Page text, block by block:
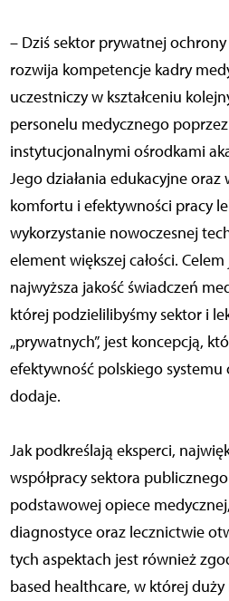
– Dziś sektor prywatnej
rozwija kompetencje kadry
uczestniczy w kształceniu
personelu medycznego poprzez
instytucjonalnymi ośrodkami
Jego działania edukacyjne oraz
komfortu i efektywności pracy
wykorzystanie nowoczesnej
element większej całości.
najwyższa jakość świadczeń
której podzielilibyśmy sektor i
„prywatnych”, jest koncepcją,
efektywność polskiego
dodaje.
Jak podkreślają eksperci,
współpracy sektora
podstawowej opiece
diagnostyce oraz lecznictwie
tych aspektach jest również
based healthcare, w której duży